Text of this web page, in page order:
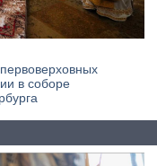
в соборе